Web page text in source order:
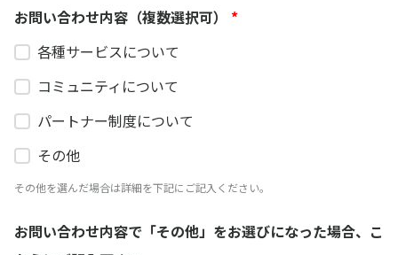
お問い合わせ内容（複数選択可）
*
各種サービスについて
コミュニティについて
パートナー制度について
その他
その他を選んだ場合は詳細を下記にご記入ください。
お問い合わせ内容で「その他」をお選びになった場合、こ